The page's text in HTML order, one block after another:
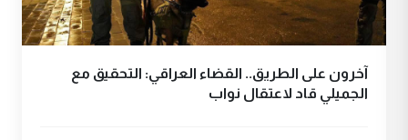
آخرون على الطريق.. القضاء العراقي: التحقيق مع
الجميلي قاد لاعتقال نواب